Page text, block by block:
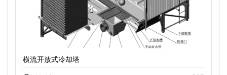
横流开放式冷却塔